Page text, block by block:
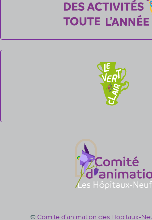
© Comité d'animation des Hôpitaux-